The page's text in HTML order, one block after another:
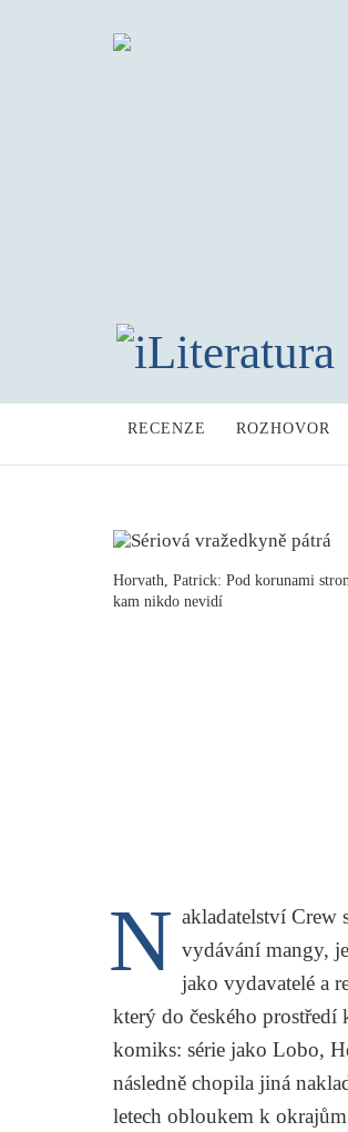
RECENZE ROZHOVOR
Horvath, Patrick: Pod korunami
kam nikdo nevidí
N akladatelství Crew
vydávání mangy,
jako vydavatelé a
který do českého prostředí
komiks: série jako Lobo,
následně chopila jiná
letech obloukem k